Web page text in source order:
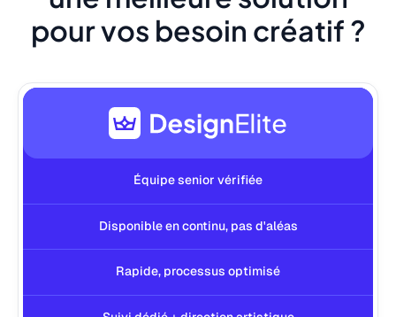
pour vos besoin créatif ?
Équipe senior vérifiée
Disponible en continu, pas d'aléas
Rapide, processus optimisé